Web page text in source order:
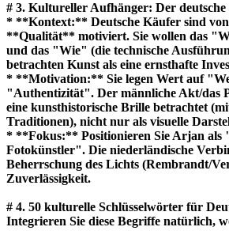
# 3. Kultureller Aufhänger: Der
* **Kontext:** Deutsche Käufer sind
**Qualität** motiviert. Sie wollen das
und das "Wie" (die technische
betrachten Kunst als eine ernsthafte
* **Motivation:** Sie legen Wert auf
"Authentizität". Der männliche Akt/das
eine kunsthistorische Brille betrachtet
Traditionen), nicht nur als visuelle
* **Fokus:** Positionieren Sie Arjan als
Fotokünstler". Die niederländische
Beherrschung des Lichts (Rembrandt/
Zuverlässigkeit.
# 4. 50 kulturelle Schlüsselwörter für
Integrieren Sie diese Begriffe natürlich,